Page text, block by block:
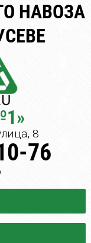
НАВОЗА
8
76